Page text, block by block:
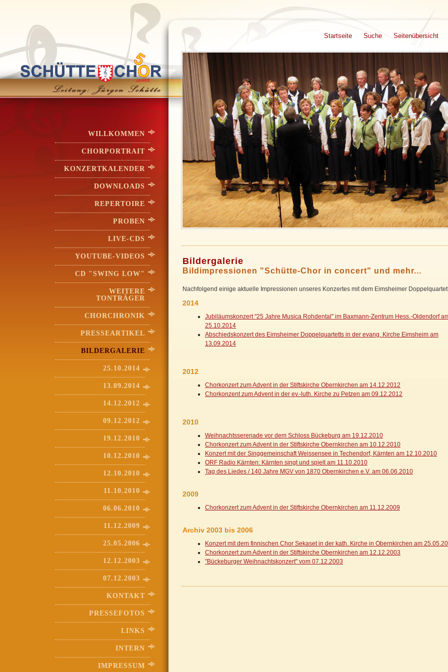
Startseite Suche Seitenübersicht
Bildergalerie
Bildimpressionen "Schütte-Chor in concert" und mehr...
Nachfolgend einige aktuelle Impressionen unseres Konzertes mit dem Eimsheimer
2014
Jubiläumskonzert "25 Jahre Musica Rohdental" im Baxmann-Zentrum Hess.-Oldendorf
25.10.2014
Abschiedskonzert des Eimsheimer Doppelquartetts in der evang. Kirche Eimsheim am
13.09.2014
2012
Chorkonzert zum Advent in der Stiftskirche Obernkirchen am 14.12.2012
Chorkonzent zum Advent in der ev.-luth. Kirche zu Petzen am 09.12.2012
2010
Weihnachtsserenade vor dem Schloss Bückeburg am 19.12.2010
Chorkonzert zum Advent in der Stiftskirche Obernkirchen am 10.12.2010
Konzert mit der Singgemeinschaft Weissensee in Techendorf, Kärnten am 12.10.2010
ORF Radio Kärnten: Kärnten singt und spielt am 11.10.2010
Tag des Liedes / 140 Jahre MGV von 1870 Obernkirchen e.V. am 06.06.2010
2009
Chorkonzert zum Advent in der Stiftskirche Obernkirchen am 11.12.2009
Archiv 2003 bis 2006
Konzert mit dem finnischen Chor Sekaset in der kath. Kirche in Obernkirchen am
Chorkonzert zum Advent in der Stiftskirche Obernkirchen am 12.12.2003
"Bückeburger Weihnachtskonzert" vom 07.12.2003
WILLKOMMEN
CHORPORTRAIT
KONZERTKALENDER
DOWNLOADS
REPERTOIRE
PROBEN
LIVE-CDS
YOUTUBE-VIDEOS
CD "SWING LOW"
WEITERE
TONTRÄGER
CHORCHRONIK
PRESSEARTIKEL
BILDERGALERIE
25.10.2014
13.09.2014
14.12.2012
09.12.2012
19.12.2010
10.12.2010
12.10.2010
11.10.2010
06.06.2010
11.12.2009
25.05.2006
12.12.2003
07.12.2003
KONTAKT
PRESSEFOTOS
LINKS
INTERN
IMPRESSUM